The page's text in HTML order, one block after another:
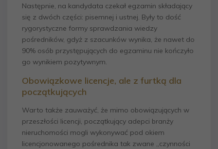
Następnie, na kandydata czekał egzamin składający
się z dwóch części: pisemnej i ustnej. Były to dość
rygorystyczne formy sprawdzania wiedzy
pośredników, gdyż z szacunków wynika, że nawet do
90% osób przystępujących do egzaminu nie kończyło
go wynikiem pozytywnym.
Obowiązkowe licencje, ale z furtką dla
początkujących
Warto także zauważyć, że mimo obowiązujących w
przeszłości licencji, początkujący adepci branży
nieruchomości mogli wykonywać pod okiem
licencjonowanego pośrednika tak zwane „czynności